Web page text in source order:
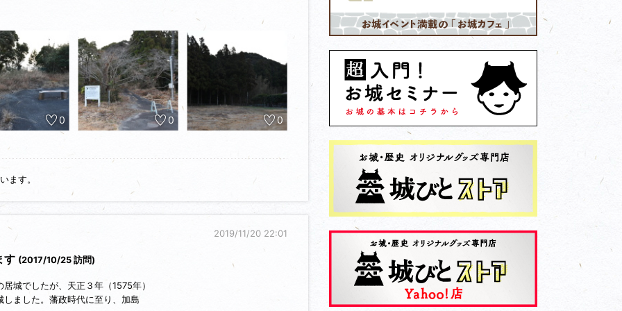
0 0 0
ます。
2019/11/20 22:01
す (2017/10/25 訪問)
城でしたが、天正３年（1575年）
ました。藩政時代に至り、加島